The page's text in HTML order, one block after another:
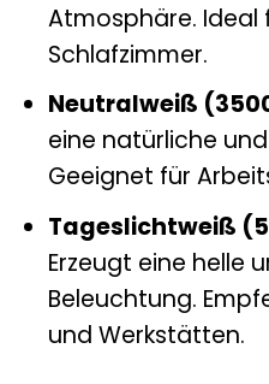
Atmosphäre. Ideal
Schlafzimmer.
Neutralweiß
eine natürliche
Geeignet für
Tageslichtweiß
Erzeugt eine helle
Beleuchtung.
und Werkstätten.